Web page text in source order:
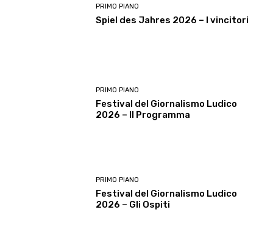
PRIMO PIANO
Spiel des Jahres 2026 – I vincitori
PRIMO PIANO
Festival del Giornalismo Ludico
2026 – Il Programma
PRIMO PIANO
Festival del Giornalismo Ludico
2026 – Gli Ospiti